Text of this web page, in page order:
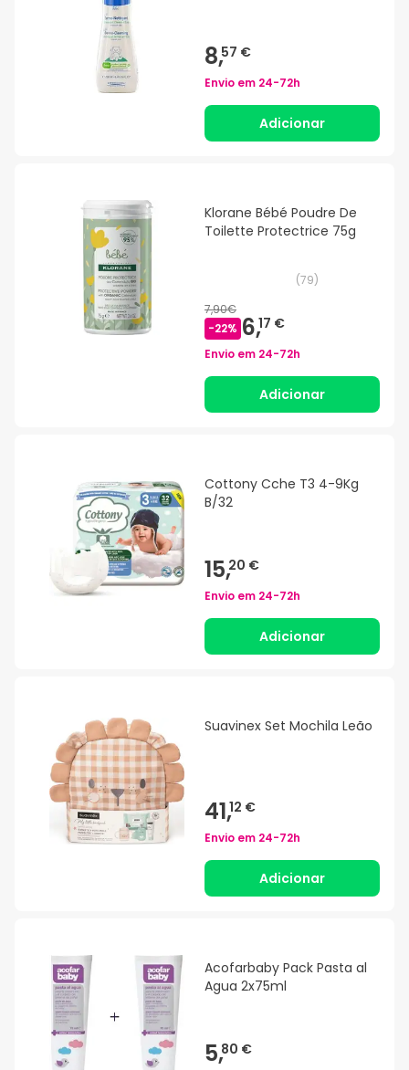
8,57 €
Envio em 24-72h
Adicionar
Klorane Bébé Poudre De
Toilette Protectrice 75g
(79)
7,90€
-22% 6,17 €
Envio em 24-72h
Adicionar
Cottony Cche T3 4-9Kg
B/32
15,20 €
Envio em 24-72h
Adicionar
Suavinex Set Mochila Leão
41,12 €
Envio em 24-72h
Adicionar
Acofarbaby Pack Pasta al
Agua 2x75ml
5,80 €